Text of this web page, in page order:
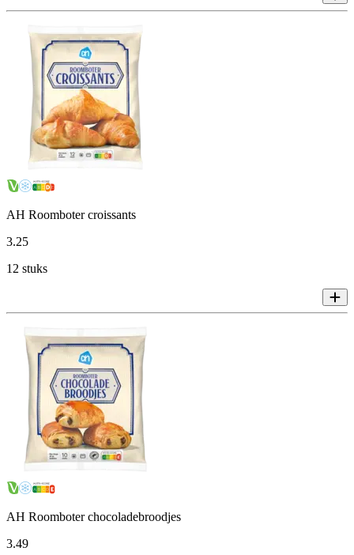
AH Roomboter croissants
3.25
12 stuks
AH Roomboter chocoladebroodjes
3.49